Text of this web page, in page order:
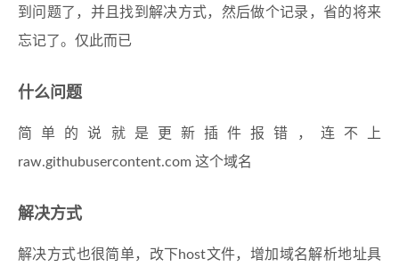
到问题了，并且找到解决方式，然后做个记录，省的将来
忘记了。仅此而已
什么问题
简单的说就是更新插件报错，连不上
raw.githubusercontent.com 这个域名
解决方式
解决方式也很简单，改下host文件，增加域名解析地址具